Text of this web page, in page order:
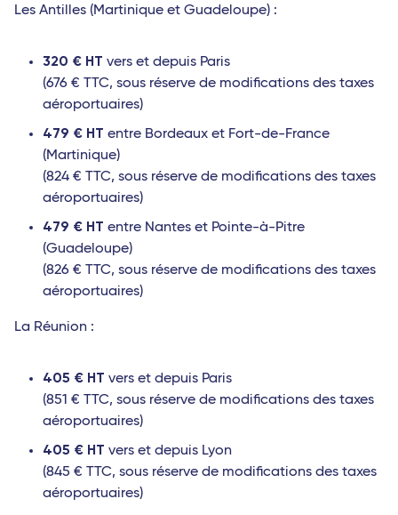
Les Antilles (Martinique et Guadeloupe) :
320 € HT vers et depuis Paris
(676 € TTC, sous réserve de modifications des taxes
aéroportuaires)
479 € HT entre Bordeaux et Fort-de-France
(Martinique)
(824 € TTC, sous réserve de modifications des taxes
aéroportuaires)
479 € HT entre Nantes et Pointe-à-Pitre
(Guadeloupe)
(826 € TTC, sous réserve de modifications des taxes
aéroportuaires)
La Réunion :
405 € HT vers et depuis Paris
(851 € TTC, sous réserve de modifications des taxes
aéroportuaires)
405 € HT vers et depuis Lyon
(845 € TTC, sous réserve de modifications des taxes
aéroportuaires)